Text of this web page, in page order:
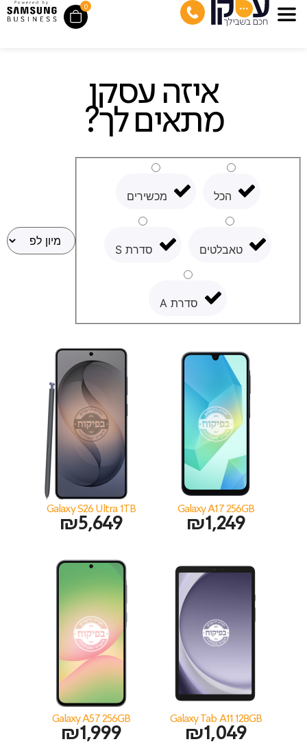
0
איזה עסקן
מתאים לך?
הכל מכשירים
טאבלטים סדרת S
סדרת A
Galaxy A17 256GB
₪1,249
Galaxy S26 Ultra 1TB
₪5,649
Galaxy Tab A11 128GB
₪1,049
Galaxy A57 256GB
₪1,999